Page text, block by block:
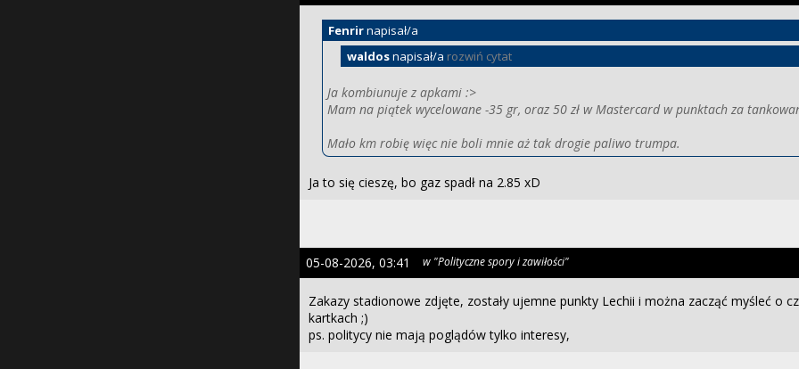
Fenrirnapisał/a
waldosnapisał/a rozwiń cytat
Ja kombiunuje z apkami :>
Mam na piątek wycelowane -35 gr, oraz 50 zł w Mastercard w punktach za
Mało km robię więc nie boli mnie aż tak drogie paliwo trumpa.
Ja to się cieszę, bo gaz spadł na 2.85 xD
Zakazy stadionowe zdjęte, zostały ujemne punkty Lechii i można zacząć myśleć o
kartkach ;)
ps. politycy nie mają poglądów tylko interesy,
05-08-2026, 03:41 w "Polityczne spory i zawiłości"